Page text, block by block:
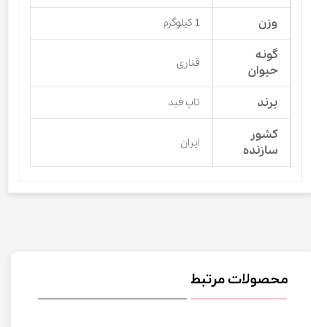
وزن 1 کیلوگرم
گونه
حیوان
قناری
برند تاپ فید
کشور
سازنده
ایران
محصولات مرتبط